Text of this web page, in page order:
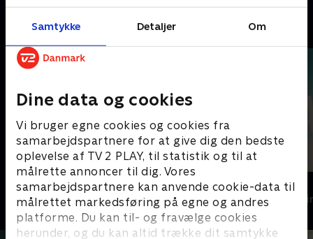
Samtykke Detaljer Om
Dine data og cookies
Vi bruger egne cookies og cookies fra
samarbejdspartnere for at give dig den bedste
oplevelse af TV 2 PLAY, til statistik og til at
målrette annoncer til dig. Vores
samarbejdspartnere kan anvende cookie-data til
målrettet markedsføring på egne og andres
platforme. Du kan til- og fravælge cookies
herunder, og du kan altid trække dit samtykke
Andre så også
Top Dog
Krimi & Spænding • 1 sæsoner
The Au Pair
Krimi &